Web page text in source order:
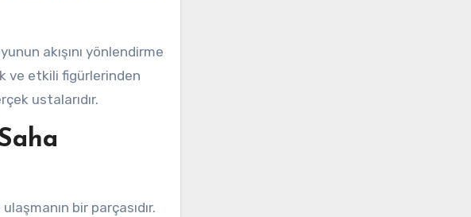
akışını yönlendirme
ve etkili figürlerinden
ustalarıdır.
bir parçasıdır.